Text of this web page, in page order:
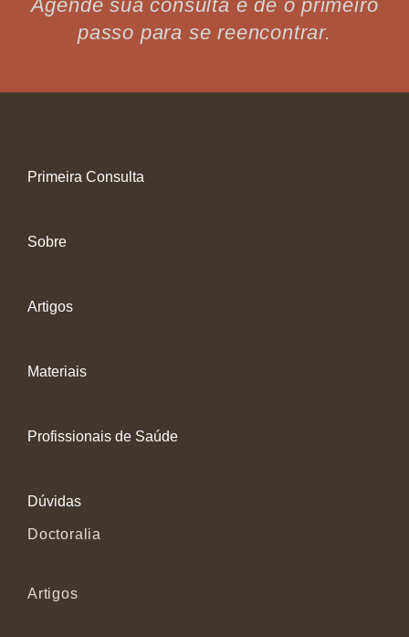
Agende sua consulta e dê o primeiro
passo para se reencontrar.
Primeira Consulta
Sobre
Artigos
Materiais
Profissionais de Saúde
Dúvidas
Doctoralia
Artigos